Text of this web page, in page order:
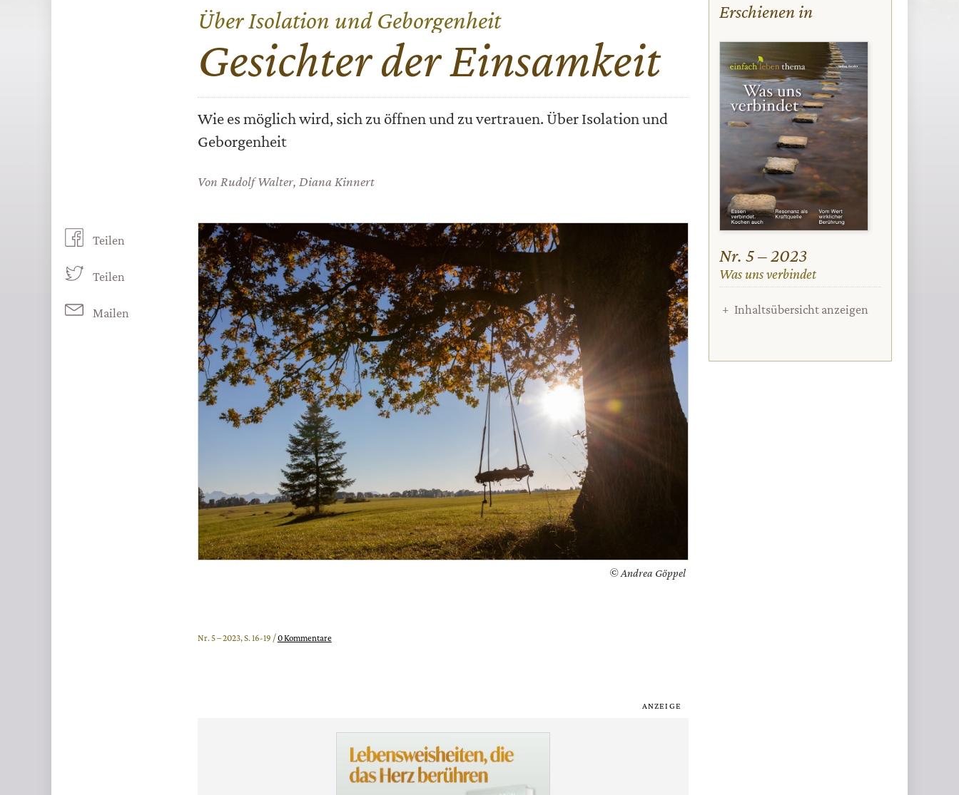
Über Isolation und Geborgenheit
:
Gesichter der Einsamkeit
Wie es möglich wird, sich zu öffnen und zu vertrauen. Über Isolation und
Geborgenheit
Von Rudolf Walter, Diana Kinnert
© Andrea Göppel
Nr. 5 – 2023, S. 16-19 /0 Kommentare
Teilen
Teilen
Mailen
Erschienen in
Nr. 5 – 2023
:
Was uns verbindet
Inhaltsübersicht anzeigen